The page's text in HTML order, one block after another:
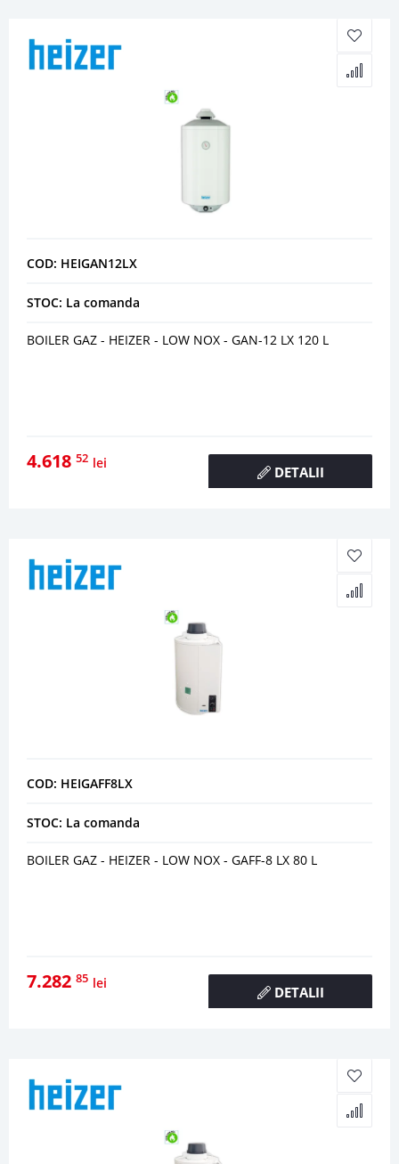
COD: HEIGAN12LX
STOC: La comanda
BOILER GAZ - HEIZER - LOW NOX - GAN-12 LX 120 L
4.618 52 lei
DETALII
COD: HEIGAFF8LX
STOC: La comanda
BOILER GAZ - HEIZER - LOW NOX - GAFF-8 LX 80 L
7.282 85 lei
DETALII